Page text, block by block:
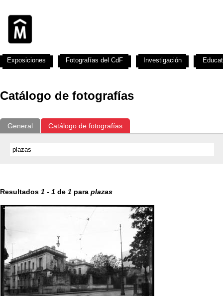
Catálogo de fotografías
General Catálogo de fotografías
Resultados 1 - 1 de 1 para plazas
Exposiciones Fotografías del CdF Investigación